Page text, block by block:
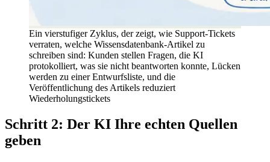
Ein vierstufiger Zyklus, der zeigt, wie Support-Tickets
verraten, welche Wissensdatenbank-Artikel zu
schreiben sind: Kunden stellen Fragen, die KI
protokolliert, was sie nicht beantworten konnte, Lücken
werden zu einer Entwurfsliste, und die
Veröffentlichung des Artikels reduziert
Wiederholungstickets
Schritt 2: Der KI Ihre echten Quellen
geben